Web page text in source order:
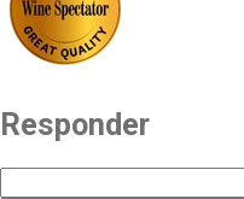
Responder